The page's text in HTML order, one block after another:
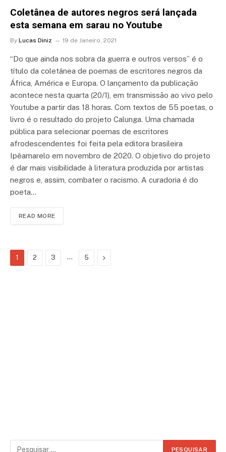
Coletânea de autores negros será lançada
esta semana em sarau no Youtube
By Lucas Diniz 19 de Janeiro, 2021
“Do que ainda nos sobra da guerra e outros versos” é o
título da coletânea de poemas de escritores negros da
África, América e Europa. O lançamento da publicação
acontece nesta quarta (20/1), em transmissão ao vivo pelo
Youtube a partir das 18 horas. Com textos de 55 poetas, o
livro é o resultado do projeto Calunga. Uma chamada
pública para selecionar poemas de escritores
afrodescendentes foi feita pela editora brasileira
Ipêamarelo em novembro de 2020. O objetivo do projeto
é dar mais visibilidade à literatura produzida por artistas
negros e, assim, combater o racismo. A curadoria é do
poeta…
READ MORE
1 2 3 … 5 Next